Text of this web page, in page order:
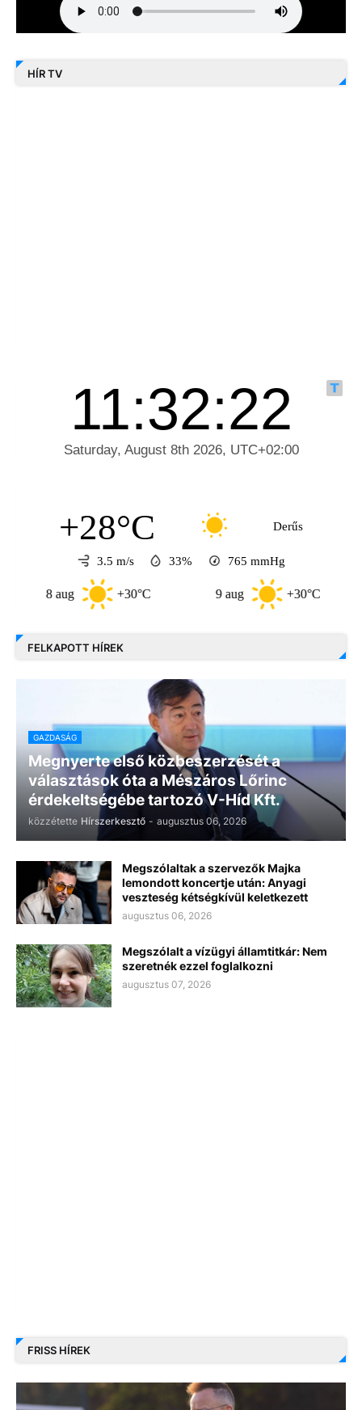
HÍR TV
+28°C Derűs
3.5 m/s 33% 765 mmHg
+30°C +30°C
FELKAPOTT HÍREK
GAZDASÁG
Megnyerte első közbeszerzését a
választások óta a Mészáros Lőrinc
érdekeltségébe tartozó V-Híd Kft.
közzétette Hírszerkesztő - augusztus 06, 2026
Megszólaltak a szervezők Majka
lemondott koncertje után: Anyagi
veszteség kétségkívül keletkezett
augusztus 06, 2026
Megszólalt a vízügyi államtitkár: Nem
szeretnék ezzel foglalkozni
augusztus 07, 2026
FRISS HÍREK